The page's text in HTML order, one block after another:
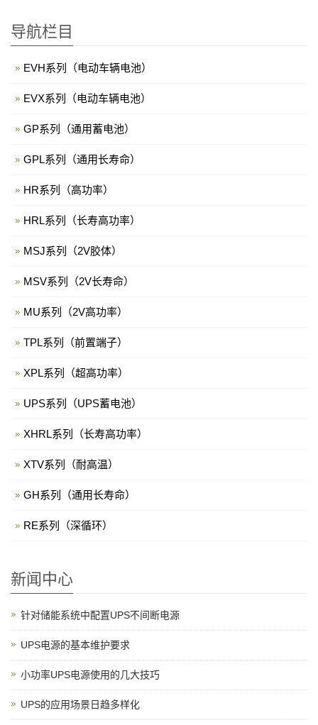
导航栏目
EVH系列（电动车辆电池）
EVX系列（电动车辆电池）
GP系列（通用蓄电池）
GPL系列（通用长寿命）
HR系列（高功率）
HRL系列（长寿高功率）
MSJ系列（2V胶体）
MSV系列（2V长寿命）
MU系列（2V高功率）
TPL系列（前置端子）
XPL系列（超高功率）
UPS系列（UPS蓄电池）
XHRL系列（长寿高功率）
XTV系列（耐高温）
GH系列（通用长寿命）
RE系列（深循环）
新闻中心
针对储能系统中配置UPS不间断电源
UPS电源的基本维护要求
小功率UPS电源使用的几大技巧
UPS的应用场景日趋多样化